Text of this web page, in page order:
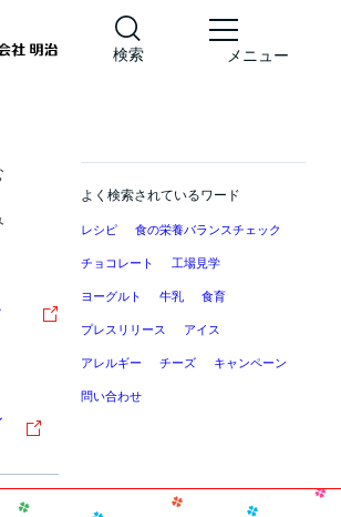
検索 メニュー
よく検索されているワード
レシピ 食の栄養バランスチェック
チョコレート 工場見学
ヨーグルト 牛乳 食育
プレスリリース アイス
アレルギー チーズ キャンペーン
問い合わせ